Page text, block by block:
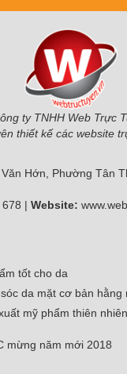
ty TNHH Web Trực
thiết kế các website
Hớn, Phường Tân
| Website:
tốt cho da
da mặt cơ bản hằng
mỹ phẩm thiên
mừng năm mới 2018